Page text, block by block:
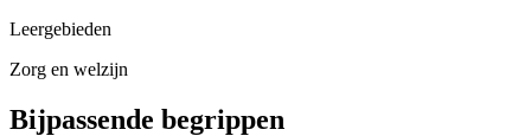
Leergebieden
Zorg en welzijn
Bijpassende begrippen